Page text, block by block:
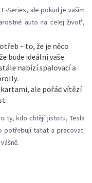
Series, ale pokud je vaším
auto na celej život",
– to, že je něco
bude ideální vaše.
nabízí spalovací a
ale pořád vítězí
ty, kdo chtějí jistotu, Tesla
potřebují tahat a pracovat.